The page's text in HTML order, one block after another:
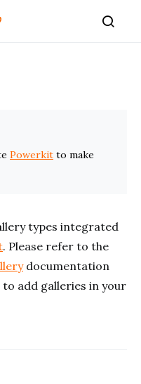
Powerkit to make
types integrated
. Please refer to the
documentation
add galleries in your